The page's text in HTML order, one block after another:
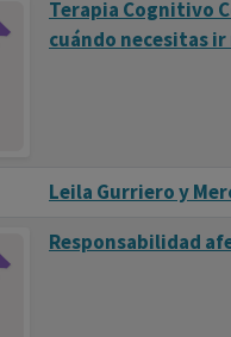
Terapia Cognitivo
cuándo necesitas ir
Leila Gurriero y
Responsabilidad